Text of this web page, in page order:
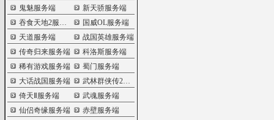
鬼魅服务端
新天骄服务端
吞食天地2服务端
国威OL服务端
天道服务端
战国英雄服务端
传奇归来服务端
科洛斯服务端
稀有游戏服务端
蜀门服务端
大话战国服务端
武林群侠传2服务端
倚天Ⅱ服务端
武魂服务端
仙侣奇缘服务端
赤壁服务端